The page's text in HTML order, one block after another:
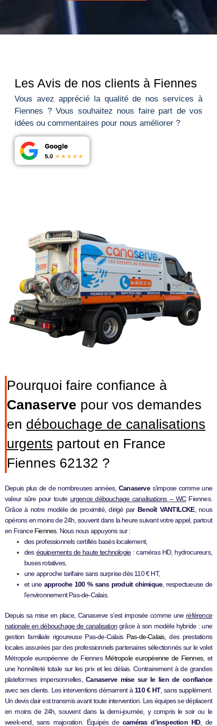
Les Avis de nos clients à Fiennes
Vous avez apprécié la qualité de nos services à
Fiennes ? Vous souhaitez nous faire part de vos
idées ou commentaires pour nous améliorer ?
Pourquoi faire confiance à
Canaserve pour vos demandes
en débouchage de canalisations
urgents partout en France
Fiennes 62132 ?
Depuis plus de de nombreuses années,Canaserves’impose comme une
valeur sûre pour toute urgence débouchage canalisations – WCFiennes.
Grâce à notre modèle de proximité, dirigé par Benoît VANTILCKE, nous
opérons en moins de 24h, souvent dans la heure suivant votre appel, partout
en FranceFiennes. Nous nous appuyons sur :
des professionnels certifiés basés localement,
des équipements de haute technologie: caméras HD, hydrocureurs,
buses rotatives,
une approche tarifaire sans surprise dès 110 € HT,
et une approche 100 % sans produit chimique, respectueuse de
l’environnement Pas-de-Calais.
Depuis sa mise en place, Canaserve s’est imposée comme une référence
nationale en débouchage de canalisationgrâce à son modèle hybride : une
gestion familiale rigoureuse Pas-de-Calais Pas-de-Calais, des prestations
locales assurées par des professionnels partenaires sélectionnés sur le volet
Métropole européenne de Fiennes Métropole européenne de Fiennes, et
une honnêteté totale sur les prix et les délais. Contrairement à de grandes
plateformes impersonnelles,Canaserve mise sur le lien de confiance
avec ses clients. Les interventions démarrent à110 € HT, sans supplément.
Un devis clair est transmis avant toute intervention. Les équipes se déplacent
en moins de 24h, souvent dans la demi-journée, y compris le soir ou le
week-end, sans majoration. Équipés de caméras d’inspection HD, de